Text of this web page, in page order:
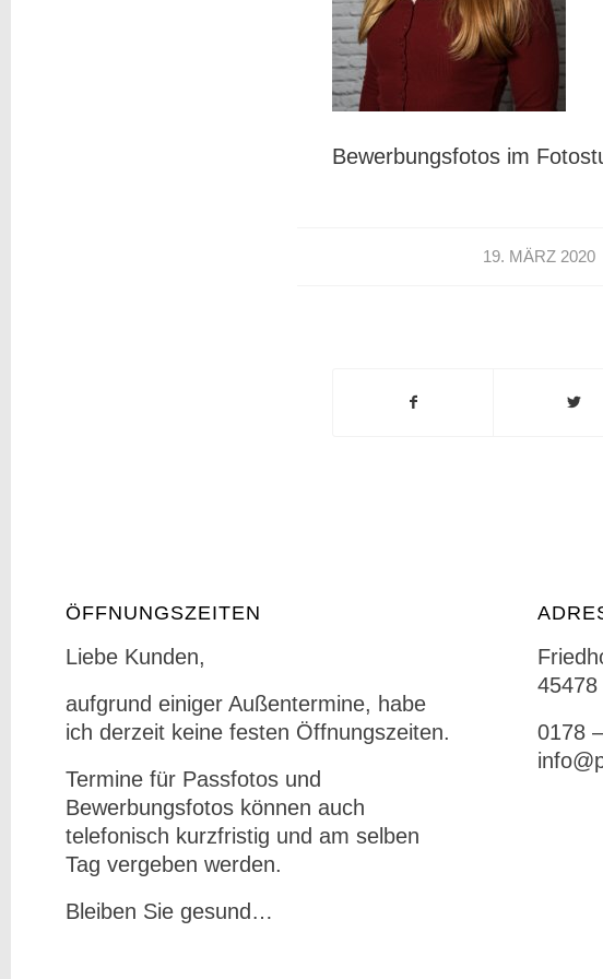
Bewerbungsfotos im
19. MÄRZ 2020
/
ÖFFNUNGSZEITEN
Liebe Kunden,
aufgrund einiger Außentermine, habe
ich derzeit keine festen Öffnungszeiten.
Termine für Passfotos und
Bewerbungsfotos können auch
telefonisch kurzfristig und am selben
Tag vergeben werden.
Bleiben Sie gesund…
0178